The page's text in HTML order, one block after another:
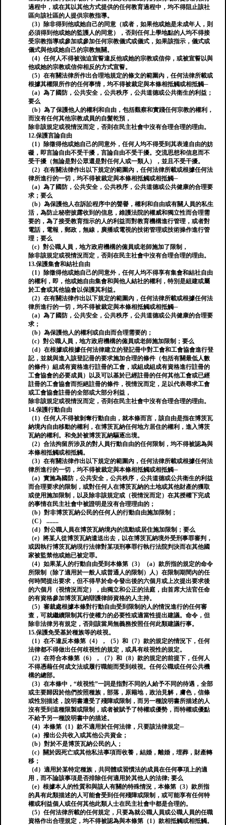
過程中，或在其以其他方式提供的任何教育過程中，均不得阻止該社
區向該社區的人提供宗教指導。
（3）除非得到他或她自己的同意（或者，如果他或她是未成年人，則
必須得到他或她的監護人的同意），否則任何上學地點的人均不得接
受宗教指導或參加或參加任何宗教儀式或儀式，如果該指示，儀式或
儀式與他或她自己的宗教無關。
（4）任何人不得被強迫宣誓違反他或她的宗教或信仰，或被宣誓以與
他或她的宗教或信仰相反的方式宣誓。
（5）在有關法律所作出合理地規定的條文的範圍內，任何法律所載或
根據其權限所作的任何事情，均不得被裁定與本條相抵觸或相抵觸─
（a）為了國防，公共安全，公共秩序，公共道德或公共衛生的利益；
要么
（b）為了保護他人的權利和自由，包括觀察和實踐任何宗教的權利，
而沒有任何其他宗教成員的自髮乾預，
除非該規定或視情況而定，否則在民主社會中沒有合理合理的理由。
12.保護言論自由
（1）除徵得他或她自己的同意外，任何人均不得受到其表達自由的妨
礙，即言論自由不受干擾，言論自由不受干擾。交流思想和信息而不
受干擾（無論是對公眾還是對任何人或一類人），並且不受干擾。
（2）在有關法律作出以下規定的範圍內，任何法律所載或根據任何法
律所進行的一切，均不得被裁定與本條相抵觸或相抵觸─
（a）為了國防，公共安全，公共秩序，公共道德或公共健康的合理要
求；要么
（b）為保護他人在訴訟程序中的聲譽，權利和自由或有關人員的私生
活，為防止秘密披露收到的信息，維護法院的權威和獨立性而合理需
要的，為了接受教育指示的人的利益而對教育機構進行管理，或者對
電話，電報，郵政，無線，廣播或電視的技術管理或技術操作進行管
理；要么
（c）對公職人員，地方政府機構的僱員或老師施加了限制，
除非該規定或視情況而定，否則在民主社會中沒有合理合理的理由。
13.保護集會和結社自由
（1）除徵得他或她自己的同意外，任何人均不得享有集會和結社自由
的權利，即，他或她自由集會和與他人結社的權利，特別是組建或屬
於工會或其他協會以保護其利益。
（2）在有關法律作出以下規定的範圍內，任何法律所載或根據任何法
律所進行的一切，均不得被裁定與本條相抵觸或相抵觸─
（a）為了國防，公共安全，公共秩序，公共道德或公共健康的合理要
求；
（b）為保護他人的權利或自由而合理需要的；
（c）對公職人員，地方政府機構的僱員或老師施加限制；要么
（d）在根據或根據任何法律建立的登記冊中對工會和工會協會進行登
記，並就與進入該登記冊的要求施加合理的條件（包括有關最低人數
的條件）組成有資格進行註冊的工會，或組成組成有資格進行註冊的
工會協會的必要成員）以及可以基於已經註冊的任何其他工會或已經
註冊的工會協會而拒絕註冊的條件，視情況而定，足以代表尋求工會
或工會協會註冊的全部或大部分利益，
除非該規定或視情況而定，否則在民主社會中沒有合理合理的理由。
14.保護行動自由
（1）任何人不得被剝奪行動自由，就本條而言，該自由是指在博茨瓦
納境內自由移動的權利，在博茨瓦納任何地方居住的權利，進入博茨
瓦納的權利。和免於被博茨瓦納驅逐出境。
（2）合法拘留所涉及的對人員行動自由的任何限制，均不得被認為與
本條相抵觸或相抵觸。
（3）在有關法律作出以下規定的範圍內，任何法律所載或根據任何法
律所進行的一切，均不得被裁定與本條相抵觸或相抵觸─
（a）實施為國防，公共安全，公共秩序，公共道德或公共衛生的利益
而合理要求的限制，或對任何人在博茨瓦納的土地或其他財產的獲取
或使用施加限制，以及除非該規定或（視情況而定）在其授權下完成
的事情在民主社會中被證明是沒有合理理由的；
（b）對非博茨瓦納公民的任何人的行動自由施加限制；
（C） ........
（d）對公職人員在博茨瓦納境內的流動或居住施加限制；要么
（e）將某人從博茨瓦納遣送出去，以在博茨瓦納境外受刑事罪審判，
或因執行博茨瓦納現行法律對某項刑事罪行執行法院判決而在其他國
家被監禁他或她已被定罪。
（4）如果某人的行動自由受到本條第（3）（a）款所指的規定的命令
所限制（除了適用於一般人或普通人的限制）人）在限制期間內的任
何時間提出要求，但不得早於命令發出後的六個月或上次提出要求後
的六個月（視情況而定），由獨立和公正的法庭，由首席大法官任命
的有資格參加博茨瓦納辯護律師資格的人主持。
（5）審裁處根據本條對行動自由受到限制的人的情況進行的任何審
查，可就繼續限制其行使權力的必要性或適當性提出建議。命令，但
除非法律另有規定，否則該當局無義務按照任何此類建議行事。
15.保護免受基於種族等的歧視。
（1）在不違反本條第（4），（5）和（7）款的規定的情況下，任何
法律都不得做出任何歧視性的規定，或具有歧視性的規定。
（2）在符合本條第（6），（7）和（8）款的規定的前提下，任何人
不得憑藉任何成文法或履行職能而受到歧視。任何公職或任何公共機
構的總部。
（3）在本條中，“歧視性”一詞是指對不同的人給予不同的待遇，全部
或主要歸因於他們按照種族，部落，原籍地，政治見解，膚色，信條
或性別描述，說明書遭受了殘障或限制，而另一種說明書所描述的人
沒有受到這種限製或限制，或者被賦予了特權或優勢，而特權或優點
不給予另一種說明書中的描述。
（4）本條第（1）款不適用於任何法律，只要該法律規定─
（a）撥出公共收入或其他公共資金；
（b）對於不是博茨瓦納公民的人；
（c）關於因死亡或其他私法事項而收養，結婚，離婚，埋葬，財產轉
移；
（d）適用於某特定種族，共同體或習慣法的成員在任何事項上的適
用，而不論該事項是否排除任何適用於其他人的法律; 要么
（e）根據本人的性質和與該人有關的特殊情況，本條第（3）款所指
的具有此類描述的人可能會受到任何殘障或限制，或可能享有任何特
權或利益個人或任何其他此類人士在民主社會中都是合理的。
（5）任何法律所載的任何規定，只要為就公職人員或公職人員的任職
資格作出合理規定，均不得被認為與本條第（1）款相抵觸或相抵觸。